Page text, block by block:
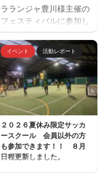
ラランジャ豊川様主催の
フェスティバルに参加し
ました。 １日目 三重サ
ッカーアカデミー対豊川
高校 三重サッカーアカデ
ミー対修文学院高校 三重
サッカーアカデミー対ル
セーロ京都 ２日目 三重
サッカーアカデミー対ア
ヴィエール所沢 三重サッ
カーアカデミー対時習館
高校 三重サッカーアカデ
ミー対エストレージャ
イベント 活動レポート
２０２６夏休み限定サッカ
ースクール 会員以外の方
も参加できます！！ ８月
日程更新しました。
夏休み期間、屋内フット